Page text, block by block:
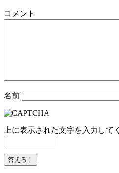
コメント
名前
上に表示された文字を入力して